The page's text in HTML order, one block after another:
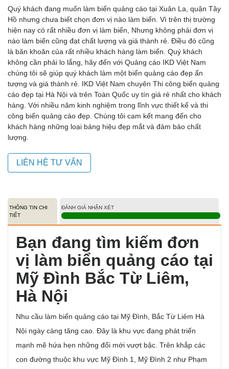
Quý khách đang muốn làm biển quảng cáo tại Xuân La, quận Tây
Hồ nhưng chưa biết chọn đơn vị nào làm biển. Vì trên thị trường
hiện nay có rất nhiều đơn vị làm biển, Nhưng không phải đơn vị
nào làm biển cũng đạt chất lượng và giá thành rẻ. Điều đó cũng
là băn khoăn của rất nhiều khách hàng làm biển. Quý khách
không cần phải lo lắng, hãy đến với Quảng cáo IKD Việt Nam
chúng tôi sẽ giúp quý khách làm một biển quảng cáo đẹp ấn
tượng và giá thành rẻ. IKD Việt Nam chuyên Thi công biển quảng
cáo đẹp tại Hà Nội và trên Toàn Quốc uy tín giá rẻ nhất cho khách
hàng. Với nhiều năm kinh nghiệm trong lĩnh vực thiết kế và thi
công biển quảng cáo đẹp. Chúng tôi cam kết mang đến cho
khách hàng những loại bảng hiệu đẹp mắt và đảm bảo chất
lượng.
LIÊN HỆ TƯ VẤN
THÔNG TIN CHI
TIẾT
ĐÁNH GIÁ NHẬN XÉT
Bạn đang tìm kiếm đơn
vị làm biển quảng cáo tại
Mỹ Đình Bắc Từ Liêm,
Hà Nội
Nhu cầu làm biển quảng cáo tại Mỹ Đình, Bắc Từ Liêm Hà
Nội ngày càng tăng cao. Đây là khu vực đang phát triển
mạnh mẽ hứa hẹn những đổi mới vượt bậc. Trên khắp các
con đường thuộc khu vực Mỹ Đình 1, Mỹ Đình 2 như Phạm